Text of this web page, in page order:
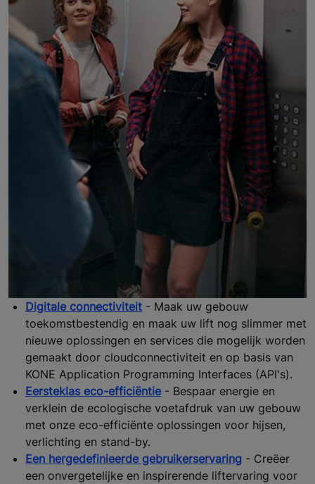
Digitale connectiviteit - Maak uw gebouw
toekomstbestendig en maak uw lift nog slimmer met
nieuwe oplossingen en services die mogelijk worden
gemaakt door cloudconnectiviteit en op basis van
KONE Application Programming Interfaces (API's).
Eersteklas eco-efficiëntie - Bespaar energie en
verklein de ecologische voetafdruk van uw gebouw
met onze eco-efficiënte oplossingen voor hijsen,
verlichting en stand-by.
Een hergedefinieerde gebruikerservaring - Creëer
een onvergetelijke en inspirerende liftervaring voor